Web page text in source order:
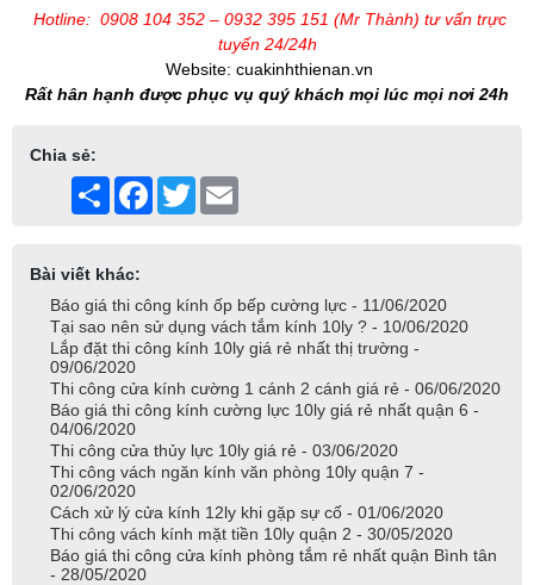
Hotline: 0908 104 352 – 0932 395 151 (Mr Thành) tư vấn trực
tuyến 24/24h
Website: cuakinhthienan.vn
Rất hân hạnh được phục vụ quý khách mọi lúc mọi nơi 24h
Chia sẻ:
Share Facebook
Twitter
Bài viết khác:
Báo giá thi công kính ốp bếp cường lực - 11/06/2020
Tại sao nên sử dụng vách tắm kính 10ly ? - 10/06/2020
Lắp đặt thi công kính 10ly giá rẻ nhất thị trường -
09/06/2020
Thi công cửa kính cường 1 cánh 2 cánh giá rẻ - 06/06/2020
Báo giá thi công kính cường lực 10ly giá rẻ nhất quận 6 -
04/06/2020
Thi công cửa thủy lực 10ly giá rẻ - 03/06/2020
Thi công vách ngăn kính văn phòng 10ly quận 7 -
02/06/2020
Cách xử lý cửa kính 12ly khi gặp sự cố - 01/06/2020
Thi công vách kính mặt tiền 10ly quận 2 - 30/05/2020
Báo giá thi công cửa kính phòng tắm rẻ nhất quận Bình tân
- 28/05/2020